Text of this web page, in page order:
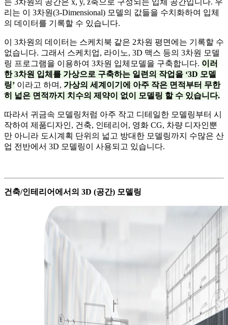
리는 이 3차원(3-Dimensional) 모델의 값들을 수치화하여 입체
의 데이터를 기록할 수 있습니다.
이 3차원의 데이터는 스케치북 같은 2차원 평면에는 기록할 수
없습니다. 그래서 스케치업, 라이노, 3D 맥스 등의 3차원 모델
링 프로그램을 이용하여 3차원 입체모델을 구축합니다. 이러
한 3차원 입체를 가상으로 구축하는 일련의 작업을 ‘3D 모델
링’ 이라고 하며, 가상의 세계이기에 아주 작은 면적부터 무한
히 넓은 면적까지 치수의 제약이 없이 모델링 할 수 있습니다.
따라서 귀금속 모델링처럼 아주 작고 디테일한 모델링부터 시
작하여 제품디자인, 건축, 인테리어, 영화 CG, 차량 디자인뿐
만 아니라 도시계획 단위의 넓고 방대한 모델링까지 수많은 산
업 전반에서 3D 모델링이 사용되고 있습니다.
건축/인테리어에서의 3D (공간) 모델링